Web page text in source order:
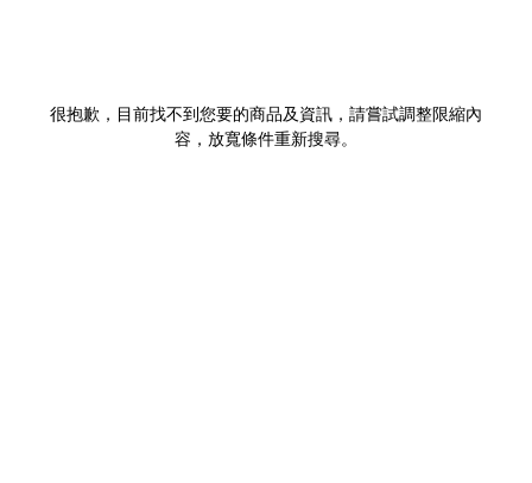
很抱歉，目前找不到您要的商品及資訊，請嘗試調整限縮內
容，放寬條件重新搜尋。